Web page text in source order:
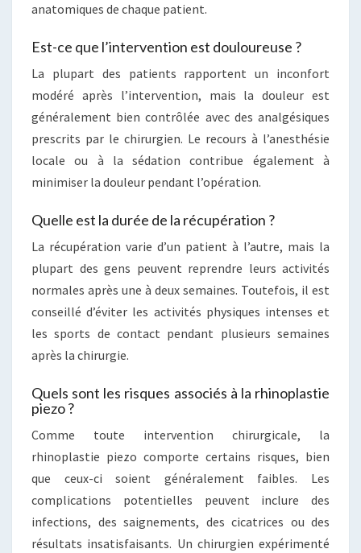
anatomiques de chaque patient.
Est-ce que l’intervention est douloureuse ?
La plupart des patients rapportent un inconfort
modéré après l’intervention, mais la douleur est
généralement bien contrôlée avec des analgésiques
prescrits par le chirurgien. Le recours à l’anesthésie
locale ou à la sédation contribue également à
minimiser la douleur pendant l’opération.
Quelle est la durée de la récupération ?
La récupération varie d’un patient à l’autre, mais la
plupart des gens peuvent reprendre leurs activités
normales après une à deux semaines. Toutefois, il est
conseillé d’éviter les activités physiques intenses et
les sports de contact pendant plusieurs semaines
après la chirurgie.
Quels sont les risques associés à la rhinoplastie
piezo ?
Comme toute intervention chirurgicale, la
rhinoplastie piezo comporte certains risques, bien
que ceux-ci soient généralement faibles. Les
complications potentielles peuvent inclure des
infections, des saignements, des cicatrices ou des
résultats insatisfaisants. Un chirurgien expérimenté